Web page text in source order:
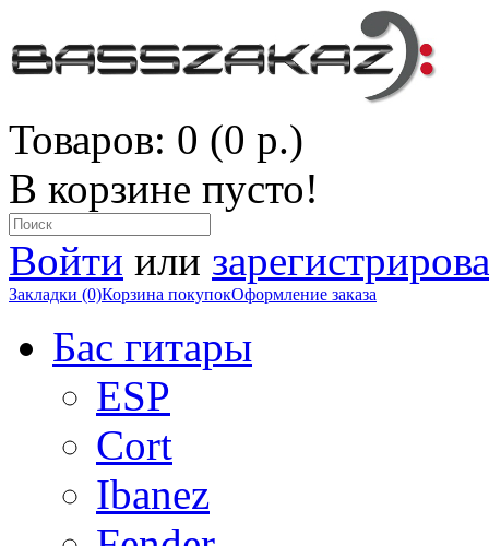
Товаров: 0 (0 р.)
В корзине пусто!
Войти или
Закладки (0)Корзина покупокОформление заказа
Бас гитары
ESP
Cort
Ibanez